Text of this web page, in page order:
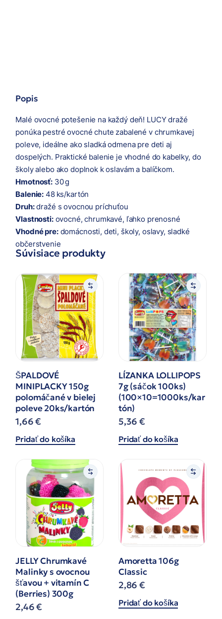
Popis
Malé ovocné potešenie na každý deň! LUCY dražé
ponúka pestré ovocné chute zabalené v chrumkavej
poleve, ideálne ako sladká odmena pre deti aj
dospelých. Praktické balenie je vhodné do kabelky, do
školy alebo ako doplnok k oslavám a balíčkom.
Hmotnosť: 30 g
Balenie: 48 ks/kartón
Druh:dražé s ovocnou príchuťou
Vlastnosti:ovocné, chrumkavé, ľahko prenosné
Vhodné pre:domácnosti, deti, školy, oslavy, sladké
občerstvenie
Súvisiace produkty
ŠPALDOVÉ
MINIPLACKY 150g
polomáčané v bielej
poleve 20ks/kartón
1,66€
Pridať do košíka
LÍZANKA LOLLIPOPS
7g (sáčok 100ks)
(100×10=1000ks/kar
tón)
5,36€
Pridať do košíka
JELLY Chrumkavé
Malinky s ovocnou
šťavou + vitamín C
(Berries) 300g
2,46€
Amoretta 106g
Classic
2,86€
Pridať do košíka